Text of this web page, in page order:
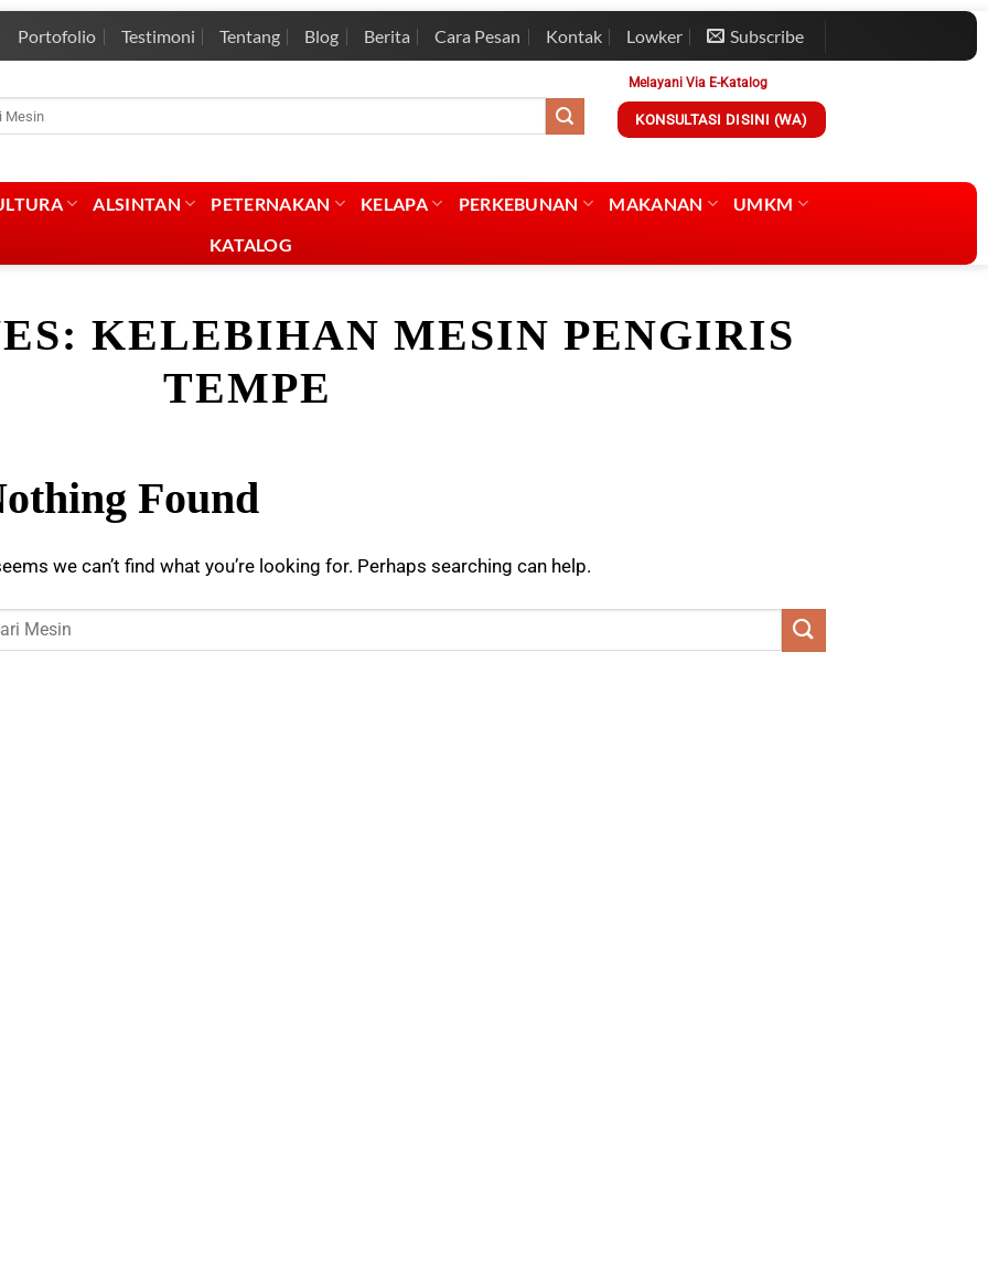
Portofolio Testimoni Tentang Blog Berita Cara Pesan Kontak Lowker Subscribe
Melayani Via E-Katalog
KONSULTASI DISINI (WA)
ALSINTAN PETERNAKAN KELAPA PERKEBUNAN MAKANAN
UMKM
KATALOG
KELEBIHAN MESIN PENGIRIS
TEMPE
Found
we can’t find what you’re looking for. Perhaps searching can help.